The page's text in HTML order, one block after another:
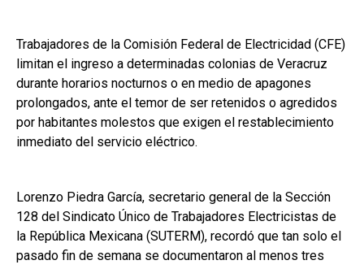
Trabajadores de la Comisión Federal de Electricidad (CFE)
limitan el ingreso a determinadas colonias de Veracruz
durante horarios nocturnos o en medio de apagones
prolongados, ante el temor de ser retenidos o agredidos
por habitantes molestos que exigen el restablecimiento
inmediato del servicio eléctrico.
Lorenzo Piedra García, secretario general de la Sección
128 del Sindicato Único de Trabajadores Electricistas de
la República Mexicana (SUTERM), recordó que tan solo el
pasado fin de semana se documentaron al menos tres